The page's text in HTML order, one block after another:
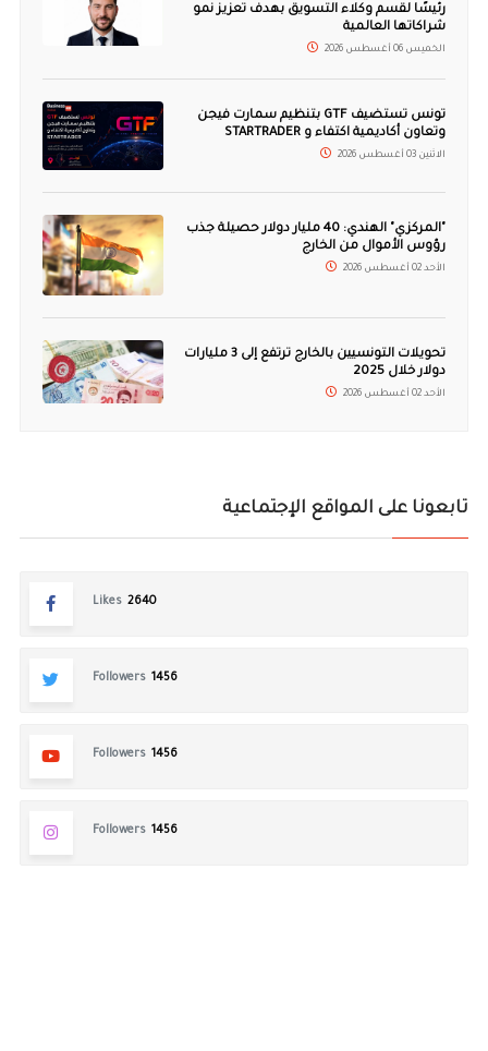
رئيسًا لقسم وكلاء التسويق بهدف تعزيز نمو
شراكاتها العالمية
الخميس 06 أغسطس 2026
تونس تستضيف GTF بتنظيم سمارت فيجن
وتعاون أكاديمية اكتفاء و STARTRADER
الاثنين 03 أغسطس 2026
"المركزي" الهندي: 40 مليار دولار حصيلة جذب
رؤوس الأموال من الخارج
الأحد 02 أغسطس 2026
تحويلات التونسيين بالخارج ترتفع إلى 3 مليارات
دولار خلال 2025
الأحد 02 أغسطس 2026
تابعونا على المواقع الإجتماعية
Likes 2640
Followers 1456
Followers 1456
Followers 1456